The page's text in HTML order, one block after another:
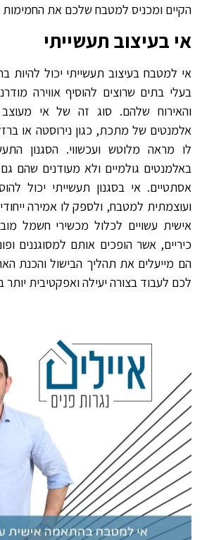
הקיים ומכניס למטבח שלכם את החמימות
אי בעיצוב תעשייתי
אי למטבח בעיצוב תעשייתי יכול להיות
בעלי בתים שרוצים להוסיף אווירה
והאירוח שלהם. סוג זה של אי
אלמנטים של מתכת, כגון נירוסטה או
לו מראה מלוטש ועכשווי. הסגנון
באלמנטים גולמיים ולא מעודנים שהם גם
אסתטיים. אי בסגנון תעשייתי יכול
ועוצמתית למטבח, ולספק לו אמירה
אישית עשויים לכלול מכשירי חשמל
כיריים, אשר הופכים אותם למסוגננים
הם מייעלים את תהליך הבישול והכנת
לכם לעבוד בצורה יעילה ואפקטיבית